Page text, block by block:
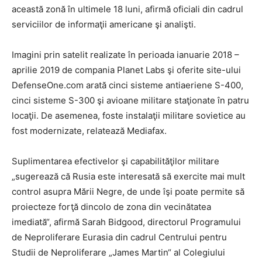
această zonă în ultimele 18 luni, afirmă oficiali din cadrul
serviciilor de informaţii americane şi analişti.
Imagini prin satelit realizate în perioada ianuarie 2018 –
aprilie 2019 de compania Planet Labs şi oferite site-ului
DefenseOne.com arată cinci sisteme antiaeriene S-400,
cinci sisteme S-300 şi avioane militare staţionate în patru
locaţii. De asemenea, foste instalaţii militare sovietice au
fost modernizate, relatează Mediafax.
Suplimentarea efectivelor şi capabilităţilor militare
„sugerează că Rusia este interesată să exercite mai mult
control asupra Mării Negre, de unde îşi poate permite să
proiecteze forţă dincolo de zona din vecinătatea
imediată“, afirmă Sarah Bidgood, directorul Programului
de Neproliferare Eurasia din cadrul Centrului pentru
Studii de Neproliferare „James Martin“ al Colegiului